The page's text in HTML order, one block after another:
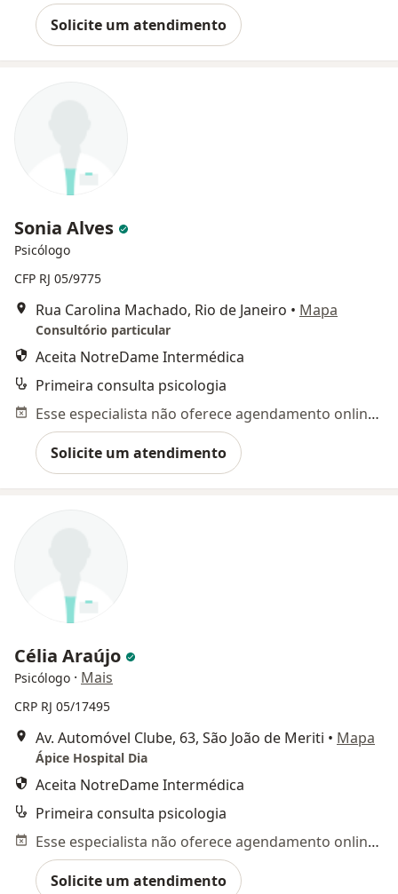
Solicite um atendimento
Sonia Alves
Psicólogo
CFP RJ 05/9775
Rua Carolina Machado, Rio de Janeiro • Mapa
Consultório particular
Aceita NotreDame Intermédica
Primeira consulta psicologia
Esse especialista não oferece agendamento online para esse endereço.
Solicite um atendimento
Célia Araújo
Psicólogo · Mais
CRP RJ 05/17495
Av. Automóvel Clube, 63, São João de Meriti • Mapa
Ápice Hospital Dia
Aceita NotreDame Intermédica
Primeira consulta psicologia
Esse especialista não oferece agendamento online para esse endereço.
Solicite um atendimento